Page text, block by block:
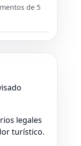
de 5
legales
turístico.